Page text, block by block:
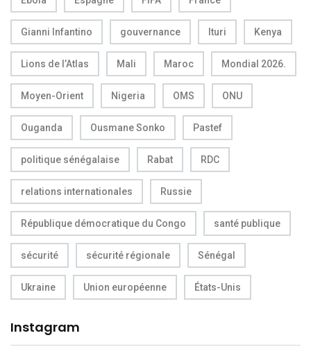
Gianni Infantino gouvernance Ituri Kenya
Lions de l’Atlas Mali Maroc Mondial 2026.
Moyen-Orient Nigeria OMS ONU
Ouganda Ousmane Sonko Pastef
politique sénégalaise Rabat RDC
relations internationales Russie
République démocratique du Congo santé publique
sécurité sécurité régionale Sénégal
Ukraine Union européenne États-Unis
Instagram